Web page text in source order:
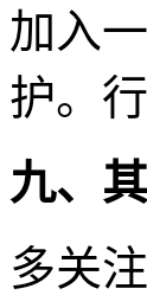
加入
护。
九、
多关